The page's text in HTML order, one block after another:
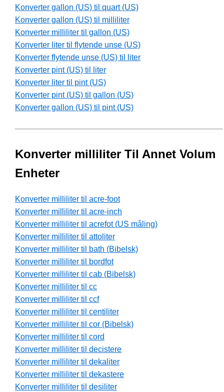
Konverter gallon (US) til quart (US)
Konverter gallon (US) til milliliter
Konverter milliliter til gallon (US)
Konverter liter til flytende unse (US)
Konverter flytende unse (US) til liter
Konverter pint (US) til liter
Konverter liter til pint (US)
Konverter pint (US) til gallon (US)
Konverter gallon (US) til pint (US)
Konverter milliliter Til Annet Volum
Enheter
Konverter milliliter til acre-foot
Konverter milliliter til acre-inch
Konverter milliliter til acrefot (US måling)
Konverter milliliter til attoliter
Konverter milliliter til bath (Bibelsk)
Konverter milliliter til bordfot
Konverter milliliter til cab (Bibelsk)
Konverter milliliter til cc
Konverter milliliter til ccf
Konverter milliliter til centiliter
Konverter milliliter til cor (Bibelsk)
Konverter milliliter til cord
Konverter milliliter til decistere
Konverter milliliter til dekaliter
Konverter milliliter til dekastere
Konverter milliliter til desiliter